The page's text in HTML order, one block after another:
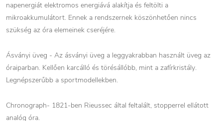
napenergiát elektromos energiává alakítja és feltölti a
mikroakkumulátort. Ennek a rendszernek köszönhetően nincs
szükség az óra elemeinek cseréjére.
Ásványi üveg - Az ásványi üveg a leggyakrabban használt üveg az
óraiparban. Kellően karcálló és törésállóbb, mint a zafírkristály.
Legnépszerűbb a sportmodellekben.
Chronograph- 1821-ben Rieussec által feltalált, stopperrel ellátott
analóg óra.